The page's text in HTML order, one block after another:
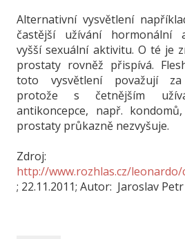
Alternativní vysvětlení
častější užívání hormonální
vyšší sexuální aktivitu. O té je
prostaty rovněž přispívá.
toto vysvětlení považují za
protože s četnějším
antikoncepce, např.
prostaty průkazně nezvyšuje.
Zdroj:
http://www.rozhlas.cz/leonardo/
; 22.11.2011; Autor: Jaroslav Petr